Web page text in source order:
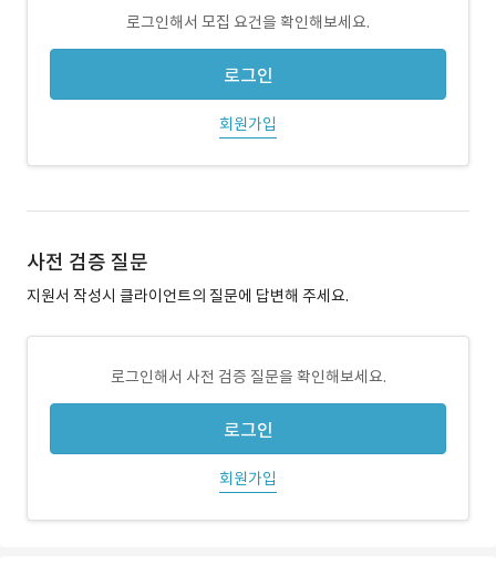
로그인해서 모집 요건을 확인해보세요.
로그인
회원가입
사전 검증 질문
지원서 작성시 클라이언트의 질문에 답변해 주세요.
로그인해서 사전 검증 질문을 확인해보세요.
로그인
회원가입